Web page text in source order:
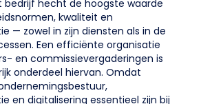
bedrijf hecht de hoogste waarde
kwaliteit en
— zowel in zijn diensten als in de
Een efficiënte organisatie
en commissievergaderingen is
onderdeel hiervan. Omdat
en digitalisering essentieel zijn bij